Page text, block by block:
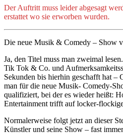
Der Auftritt muss leider abgesagt
erstattet wo sie erworben wurden.
Die neue Musik & Comedy – Show
Ja, den Titel muss man zweimal
Tik Tok & Co. und
Sekunden bis hierhin geschafft hat –
man für die neue Musik- Comedy-
qualifiziert, bei der es wieder heißt:
Entertainment trifft auf locker-
Normalerweise folgt jetzt an dieser
Künstler und seine Show – fast